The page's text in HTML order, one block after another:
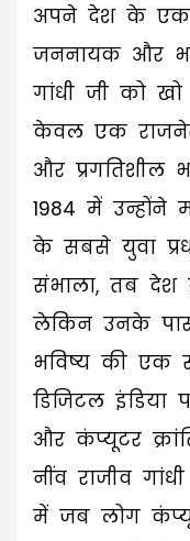
अपने देश के एक
जननायक और
गांधी जी को खो
केवल एक
और प्रगतिशील
1984 में उन्होंने
के सबसे युवा
संभाला, तब देश
लेकिन उनके
भविष्य की एक
डिजिटल इंडिया
और कंप्यूटर
नींव राजीव
में जब लोग